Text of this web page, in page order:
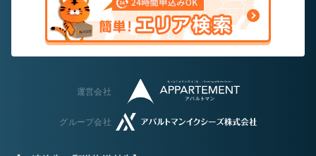
運営会社
グループ会社